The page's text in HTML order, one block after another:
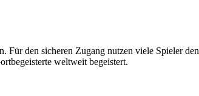
Für den sicheren Zugang nutzen viele Spieler den
weltweit begeistert.